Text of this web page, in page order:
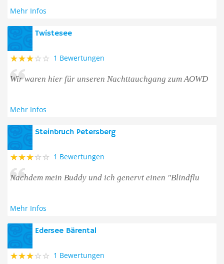
Mehr Infos
Twistesee
1 Bewertungen
Wir waren hier für unseren Nachttauchgang zum AOWD
Mehr Infos
Steinbruch Petersberg
1 Bewertungen
Nachdem mein Buddy und ich genervt einen "Blindflu
Mehr Infos
Edersee Bärental
1 Bewertungen